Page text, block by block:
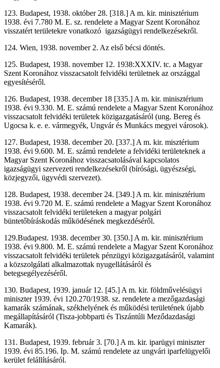
123. Budapest, 1938. október 28. [318.] A m. kir. minisztérium
1938. évi 7.780 M. E. sz. rendelete a Magyar Szent Koronához
visszatért területekre vonatkozó igazságügyi rendelkezésekről.
124. Wien, 1938. november 2. Az első bécsi döntés.
125. Budapest, 1938. november 12. 1938:XXXIV. tc. a Magyar
Szent Koronához visszacsatolt felvidéki területnek az országgal
egyesítéséről.
126. Budapest, 1938. december 18 [335.] A m. kir. minisztérium
1938. évi 9.330. M. E. számú rendelete a Magyar Szent Koronához
visszacsatolt felvidéki területek közigazgatásáról (ung. Bereg és
Ugocsa k. e. e. vármegyék, Ungvár és Munkács megyei városok).
127. Budapest, 1938. december 20. [337.] A m. kir. misztérium
1938. évi 9.600. M. E. számú rendelete a felvidéki területeknek a
Magyar Szent Koronához visszacsatolásával kapcsolatos
igazságügyi szervezeti rendelkezésekről (bírósági, ügyészségi,
közjegyzői, ügyvédi szervezet).
128. Budapest, 1938. december 24. [349.] A m. kir. minisztérium
1938. évi 9.720 M. E. számú rendelete a Magyar Szent Koronához
visszacsatolt felvidéki területeken a magyar polgári
büntetőbíráskodás működésének megkezdéséről.
129.Budapest. 1938. december 30. [350.] A m. kir. minisztérium
1938. évi 9.800. M. E. számú rendelete a Magyar Szent Koronához
visszacsatolt felvidéki területek pénzügyi közigazgatásáról, valamint
a közszolgálati alkalmazottak nyugellátásáról és
betegsegélyezéséről.
130. Budapest, 1939. január 12. [45.] A m. kir. földművelésügyi
miniszter 1939. évi 120.270/1938. sz. rendelete a mezőgazdasági
kamarák számának, székhelyének és működési területének újabb
megállapításáról (Tisza-jobbparti és Tiszántúli Meződazdasági
Kamarák).
131. Budapest, 1939. február 3. [70.] A m. kir. iparügyi miniszter
1939. évi 85.196. Ip. M. számú rendelete az ungvári iparfelügyelői
kerület felállításáról.